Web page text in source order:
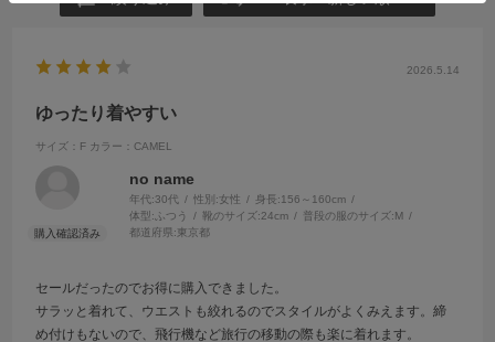
2026.5.14
ゆったり着やすい
サイズ：F カラー：CAMEL
no name
年代:30代 性別:女性 身長:156～160cm
体型: ふつう 靴のサイズ:24cm 普段の服のサイズ:M
都道府県:東京都
セールだったのでお得に購入できました。
サラッと着れて、ウエストも絞れるのでスタイルがよくみえます。締
め付けもないので、飛行機など旅行の移動の際も楽に着れます。